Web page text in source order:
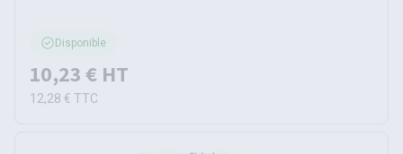
Disponible
10,23 € HT
12,28 € TTC